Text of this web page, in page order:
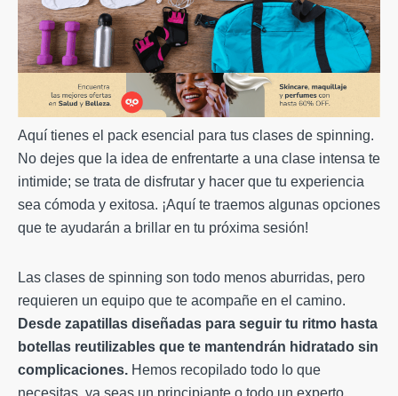
Aquí tienes el pack esencial para tus clases de spinning.
No dejes que la idea de enfrentarte a una clase intensa te
intimide; se trata de disfrutar y hacer que tu experiencia
sea cómoda y exitosa. ¡Aquí te traemos algunas opciones
que te ayudarán a brillar en tu próxima sesión!
Las clases de spinning son todo menos aburridas, pero
requieren un equipo que te acompañe en el camino.
Desde zapatillas diseñadas para seguir tu ritmo hasta
botellas reutilizables que te mantendrán hidratado sin
complicaciones. Hemos recopilado todo lo que